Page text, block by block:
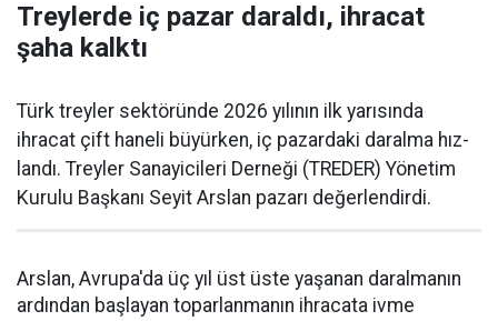
Treylerde iç pazar daraldı, ihracat
şaha kalktı
Türk treyler sektöründe 2026 yılının ilk yarısın­da
ihracat çift haneli bü­yürken, iç pazardaki daralma hız­
landı. Treyler Sanayicileri Der­neği (TREDER) Yönetim
Kurulu Başkanı Seyit Arslan pazarı değerlendirdi.
Arslan, Avrupa'da üç yıl üst üste yaşanan daralma­nın
ardından başlayan toparlan­manın ihracata ivme